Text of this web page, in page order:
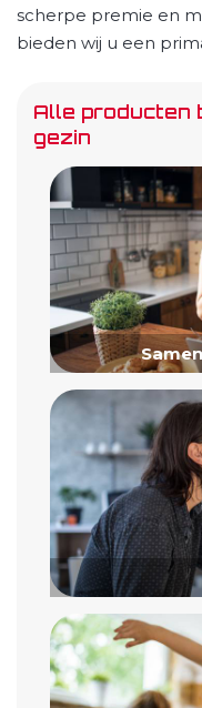
scherpe premie en
bieden wij u een
Alle producten
gezin